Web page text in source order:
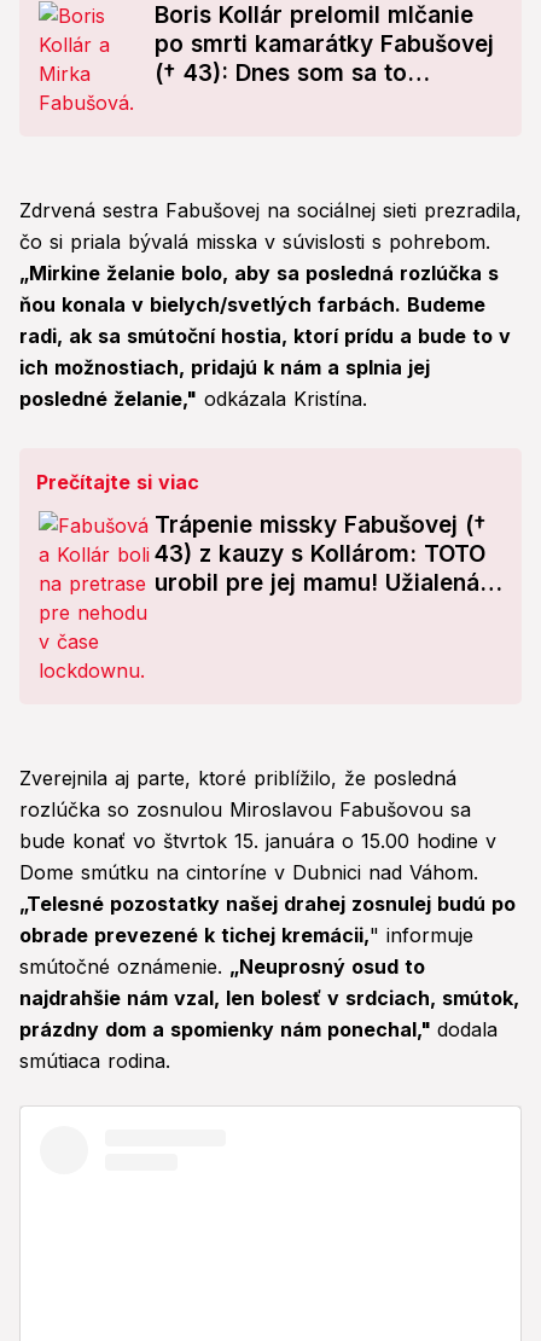
Boris Kollár prelomil mlčanie
po smrti kamarátky Fabušovej
(† 43): Dnes som sa to
Zdrvená sestra Fabušovej na sociálnej sieti prezradila,
čo si priala bývalá misska v súvislosti s pohrebom.
„Mirkine želanie bolo, aby sa posledná rozlúčka s
ňou konala v bielych/svetlých farbách. Budeme
radi, ak sa smútoční hostia, ktorí prídu a bude to v
ich možnostiach, pridajú k nám a splnia jej
posledné želanie," odkázala Kristína.
Prečítajte si viac
Trápenie missky Fabušovej (†
43) z kauzy s Kollárom: TOTO
urobil pre jej mamu! Užialená
Zverejnila aj parte, ktoré priblížilo, že posledná
rozlúčka so zosnulou Miroslavou Fabušovou sa
bude konať vo štvrtok 15. januára o 15.00 hodine v
Dome smútku na cintoríne v Dubnici nad Váhom.
„Telesné pozostatky našej drahej zosnulej budú po
obrade prevezené k tichej kremácii," informuje
smútočné oznámenie. „Neuprosný osud to
najdrahšie nám vzal, len bolesť v srdciach, smútok,
prázdny dom a spomienky nám ponechal," dodala
smútiaca rodina.